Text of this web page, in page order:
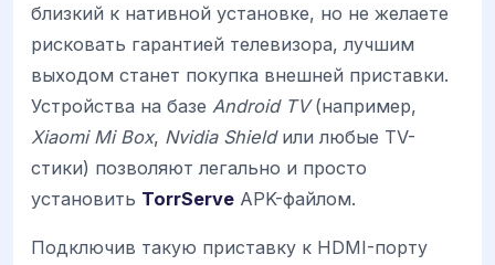
близкий к нативной установке, но не желаете
рисковать гарантией телевизора, лучшим
выходом станет покупка внешней приставки.
Устройства на базе Android TV(например,
Xiaomi Mi Box, Nvidia Shieldили любые TV-
стики) позволяют легально и просто
установить TorrServe APK-файлом.
Подключив такую приставку к HDMI-порту